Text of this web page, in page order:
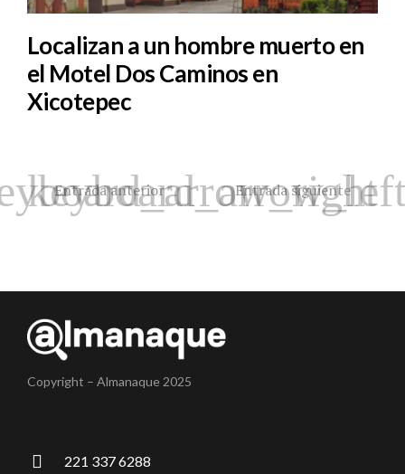
Localizan a un hombre muerto en
el Motel Dos Caminos en
Xicotepec
Entrada anterior Entrada siguiente
Copyright – Almanaque 2025
221 337 6288